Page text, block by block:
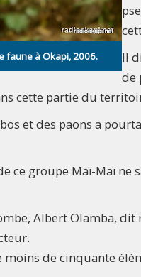
faune à Okapi, 2006.
Il
de
cette partie du
et des paons a
ce groupe Maï-Maï ne
Albert Olamba, dit
de cinquante